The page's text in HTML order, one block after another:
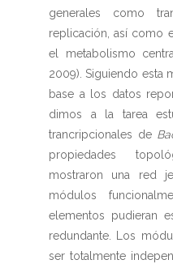
generales como
replicación, así como
el metabolismo
2009). Siguiendo esta
base a los datos
dimos a la tarea
trancripcionales de
propiedades
mostraron una red
módulos
elementos pudieran
redundante. Los
ser totalmente